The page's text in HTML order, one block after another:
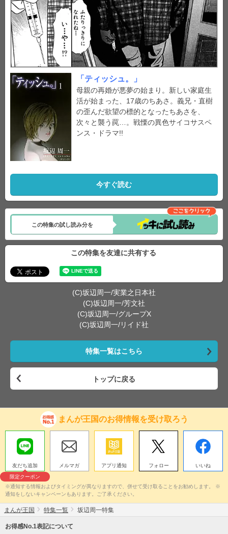
「ティッシュ。」
母親の再婚が悪夢の始まり。新しい家庭生
活が始まった、17歳のちあさ。義兄・直樹
の歪んだ欲望の標的となったちあさを、
次々と襲う罠…。戦慄の異色サイコサスペ
ンス・ドラマ!!
今すぐ読む
この特集の試し読み分を
この特集を友達に共有する
(C)坂辺周一/実業之日本社
(C)坂辺周一/芳文社
(C)坂辺周一/グループX
(C)坂辺周一/リイド社
特集一覧はこちら
トップに戻る
まんが王国のお得情報を受け取ろう
友だち追加
限定クーポン
メルマガ アプリ通知 フォロー いいね
※通知する情報およびタイミングが異なりますので、併せて受け取ることをお勧めします。 ※
通知をしないキャンペーンもあります。ご了承ください。
まんが王国 特集一覧 坂辺周一特集
お得感No.1表記について